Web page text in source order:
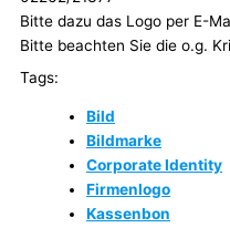
Bitte dazu das Logo per E-
Bitte beachten Sie die o.g.
Tags:
Bild
Bildmarke
Corporate Identity
Firmenlogo
Kassenbon